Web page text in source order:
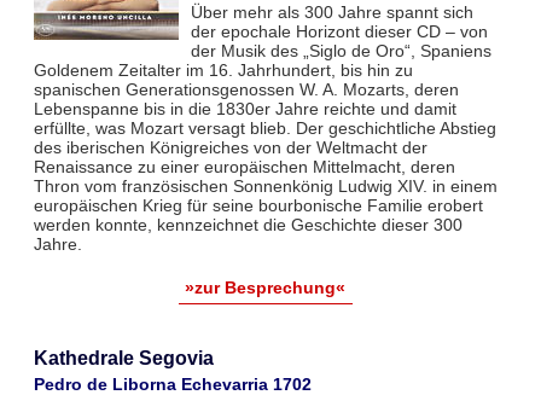
Über mehr als 300 Jahre spannt sich
der epochale Horizont dieser CD – von
der Musik des „Siglo de Oro“, Spaniens
Goldenem Zeitalter im 16. Jahrhundert, bis hin zu
spanischen Generationsgenossen W. A. Mozarts, deren
Lebenspanne bis in die 1830er Jahre reichte und damit
erfüllte, was Mozart versagt blieb. Der geschichtliche Abstieg
des iberischen Königreiches von der Weltmacht der
Renaissance zu einer europäischen Mittelmacht, deren
Thron vom französischen Sonnenkönig Ludwig XIV. in einem
europäischen Krieg für seine bourbonische Familie erobert
werden konnte, kennzeichnet die Geschichte dieser 300
Jahre.
»zur Besprechung«
Kathedrale Segovia
Pedro de Liborna Echevarria 1702